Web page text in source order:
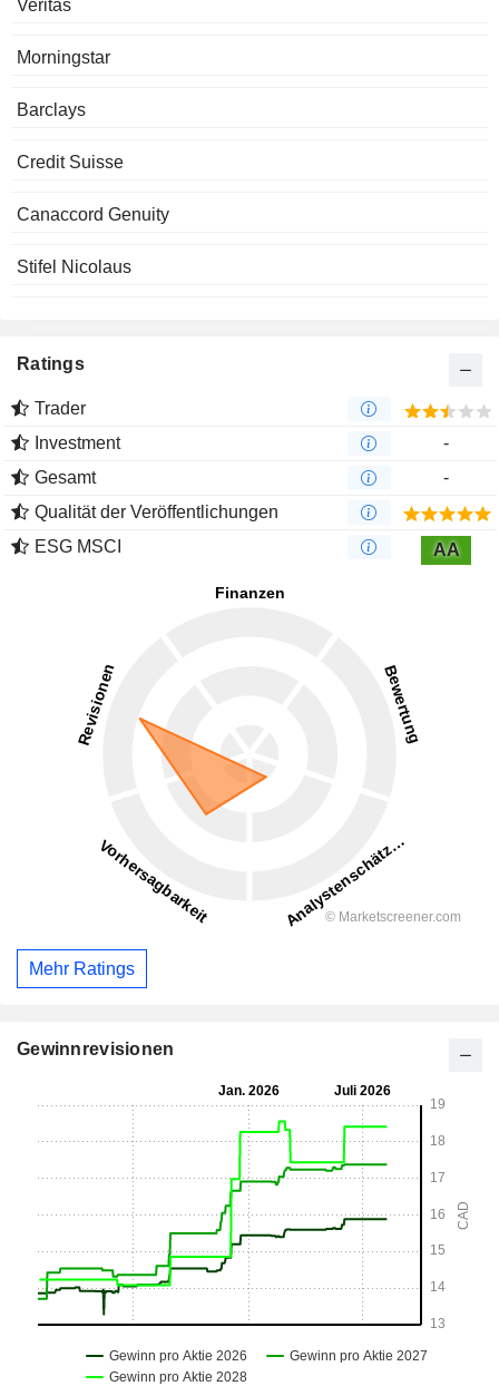
Veritas
Morningstar
Barclays
Credit Suisse
Canaccord Genuity
Stifel Nicolaus
Ratings
Trader
Investment
-
Gesamt
-
Qualität der Veröffentlichungen
ESG MSCI
AA
Mehr Ratings
Gewinnrevisionen